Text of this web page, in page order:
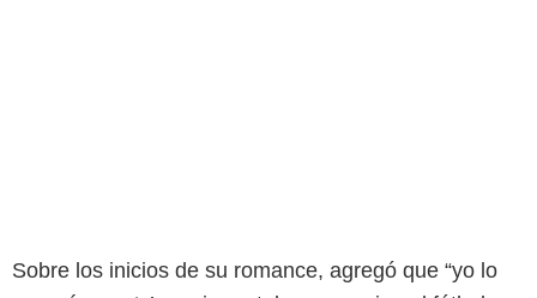
Sobre los inicios de su romance, agregó que “yo lo